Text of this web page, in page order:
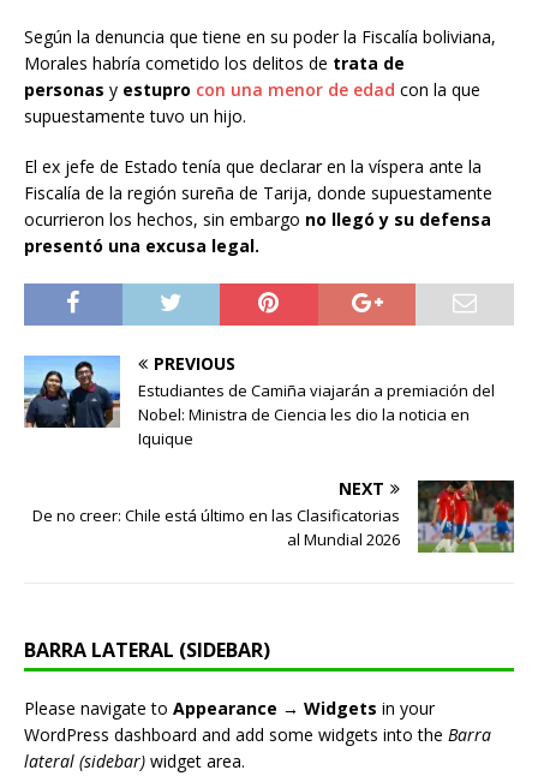
Según la denuncia que tiene en su poder la Fiscalía boliviana,
Morales habría cometido los delitos de trata de
personas y estupro con una menor de edad con la que
supuestamente tuvo un hijo.
El ex jefe de Estado tenía que declarar en la víspera ante la
Fiscalía de la región sureña de Tarija, donde supuestamente
ocurrieron los hechos, sin embargo no llegó y su defensa
presentó una excusa legal.
PREVIOUS
Estudiantes de Camiña viajarán a premiación del
Nobel: Ministra de Ciencia les dio la noticia en
Iquique
NEXT
De no creer: Chile está último en las Clasificatorias
al Mundial 2026
BARRA LATERAL (SIDEBAR)
Please navigate to Appearance → Widgets in your
WordPress dashboard and add some widgets into the Barra
lateral (sidebar) widget area.